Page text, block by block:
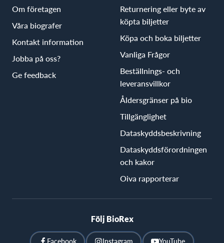
Om företagen
Våra biografer
Kontakt information
Jobba på oss?
Ge feedback
Returnering eller byte av
köpta biljetter
Köpa och boka biljetter
Vanliga Frågor
Beställnings- och
leveransvillkor
Åldersgränser på bio
Tillgänglighet
Dataskyddsbeskrivning
Dataskyddsförordningen
och kakor
Oiva rapporterar
Följ BioRex
Facebook Instagram YouTube